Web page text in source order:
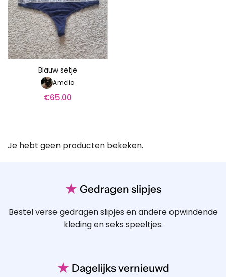
Blauw setje
Amelia
€65.00
Je hebt geen producten bekeken.
★ Gedragen slipjes
Bestel verse gedragen slipjes en andere opwindende
kleding en seks speeltjes.
★ Dagelijks vernieuwd